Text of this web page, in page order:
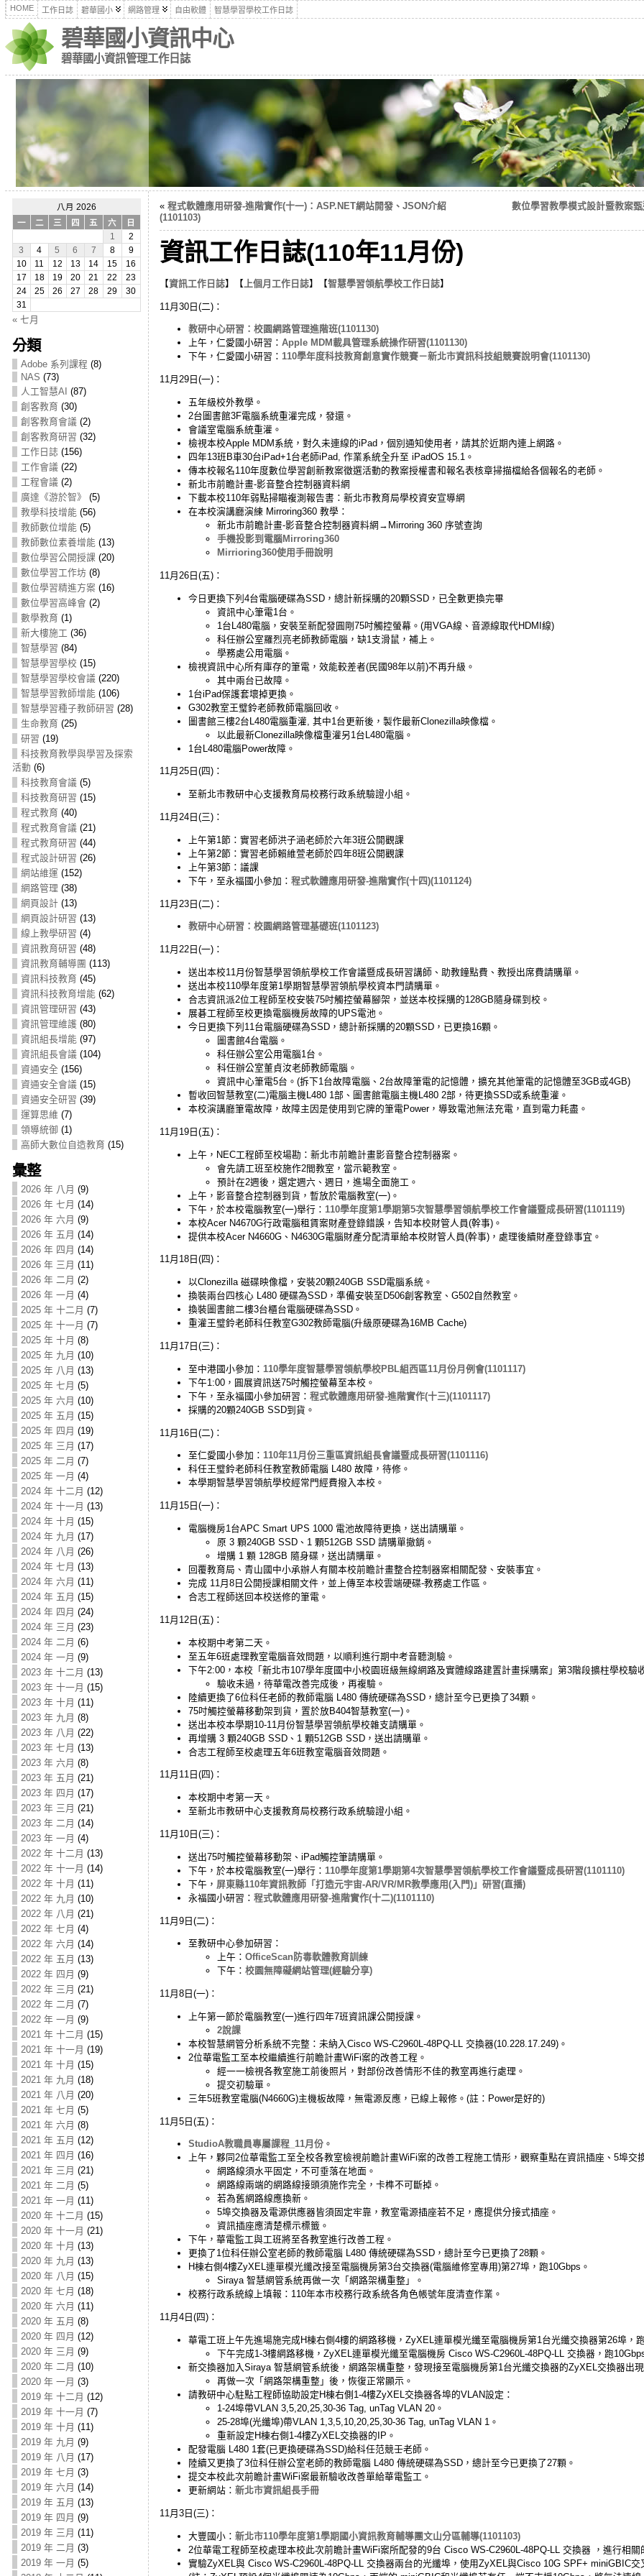
HOME 工作日誌 碧華國小 網路管理 自由軟體 智慧學習學校工作日誌
碧華國小資訊中心
碧華國小資訊管理工作日誌
八月 2026
一
二 三 四 五 六
日
1
2
3
4 5 6 7 8
9
10
11 12 13 14 15
16
17
18 19 20 21 22
23
24
25 26 27 28 29
30
31
« 七月
分類
Adobe 系列課程 (8)
NAS (73)
人工智慧AI (87)
創客教育 (30)
創客教育會議 (2)
創客教育研習 (32)
工作日誌 (156)
工作會議 (22)
工程會議 (2)
廣達《游於智》
(5)
教學科技增能(56)
教師數位增能(5)
教師數位素養增能(13)
數位學習公開授課 (20)
數位學習工作坊(8)
數位學習精進方案 (16)
數位學習高峰會 (2)
數學教育 (1)
新大樓施工 (36)
智慧學習 (84)
智慧學習學校 (15)
智慧學習學校會議 (220)
智慧學習教師增能(106)
智慧學習種子教師研習 (28)
生命教育 (25)
研習 (19)
科技教育教學與學習及探索
活動 (6)
科技教育會議 (5)
科技教育研習 (15)
程式教育 (40)
程式教育會議 (21)
程式教育研習 (44)
程式設計研習 (26)
網站維運 (152)
網路管理 (38)
網頁設計(13)
網頁設計研習 (13)
線上教學研習 (4)
資訊教育研習 (48)
資訊教育輔導團 (113)
資訊科技教育 (45)
資訊科技教育增能(62)
資訊管理研習 (43)
資訊管理維護(80)
資訊組長增能(97)
資訊組長會議 (104)
資通安全 (156)
資通安全會議 (15)
資通安全研習 (39)
運算思維 (7)
領導統御 (1)
高師大數位自造教育 (15)
彙整
2026 年 八月 (9)
2026 年 七月 (14)
2026 年 六月 (9)
2026 年 五月 (14)
2026 年 四月 (14)
2026 年 三月 (11)
2026 年 二月 (2)
2026 年 一月 (4)
2025 年 十二月 (7)
2025 年 十一月 (7)
2025 年 十月 (8)
2025 年 九月 (10)
2025 年 八月 (13)
2025 年 七月 (5)
2025 年 六月 (10)
2025 年 五月 (15)
2025 年 四月 (19)
2025 年 三月 (17)
2025 年 二月 (7)
2025 年 一月 (4)
2024 年 十二月 (12)
2024 年 十一月 (13)
2024 年 十月 (15)
2024 年 九月 (17)
2024 年 八月 (26)
2024 年 七月 (13)
2024 年 六月 (11)
2024 年 五月 (15)
2024 年 四月 (24)
2024 年 三月 (23)
2024 年 二月 (6)
2024 年 一月 (9)
2023 年 十二月 (13)
2023 年 十一月 (15)
2023 年 十月 (11)
2023 年 九月 (8)
2023 年 八月 (22)
2023 年 七月 (13)
2023 年 六月 (8)
2023 年 五月 (21)
2023 年 四月 (17)
2023 年 三月 (21)
2023 年 二月 (14)
2023 年 一月 (4)
2022 年 十二月 (13)
2022 年 十一月 (14)
2022 年 十月 (11)
2022 年 九月 (10)
2022 年 八月 (21)
2022 年 七月 (4)
2022 年 六月 (14)
2022 年 五月 (13)
2022 年 四月 (9)
2022 年 三月 (21)
2022 年 二月 (7)
2022 年 一月 (9)
2021 年 十二月 (15)
2021 年 十一月 (19)
2021 年 十月 (15)
2021 年 九月 (18)
2021 年 八月 (20)
2021 年 七月 (5)
2021 年 六月 (8)
2021 年 五月 (12)
2021 年 四月 (16)
2021 年 三月 (21)
2021 年 二月 (5)
2021 年 一月 (11)
2020 年 十二月 (15)
2020 年 十一月 (21)
2020 年 十月 (13)
2020 年 九月 (13)
2020 年 八月 (15)
2020 年 七月 (18)
2020 年 六月 (11)
2020 年 五月 (8)
2020 年 四月 (12)
2020 年 三月 (9)
2020 年 二月 (10)
2020 年 一月 (3)
2019 年 十二月 (12)
2019 年 十一月 (7)
2019 年 十月 (11)
2019 年 九月 (9)
2019 年 八月 (17)
2019 年 七月 (3)
2019 年 六月 (14)
2019 年 五月 (13)
2019 年 四月 (9)
2019 年 三月 (11)
2019 年 二月 (3)
2019 年 一月 (5)
« 程式軟體應用研發-進階實作(十一)：ASP.NET網站開發、JSON介紹
(1101103)
數位學習教學模式設計暨教案
資訊工作日誌(110年11月份)
【資訊工作日誌】【 上個月工作日誌】【智慧學習領航學校工作日誌】
11月30日(二)：
教研中心研習：校園網路管理進階班(1101130)
上午，仁愛國小研習： Apple MDM載具管理系統操作研習(1101130)
下午，仁愛國小研習： 110學年度科技教育創意實作競賽－新北市資訊科技組競賽說明會(1101130)
11月29日(一)：
五年級校外教學。
2台圖書館3F電腦系統重灌完成，發還。
會議室電腦系統重灌。
檢視本校Apple MDM系統，對久未連線的iPad，個別通知使用者，請其於近期內連上網路。
四年13班B車30台iPad+1台老師iPad, 作業系統全升至 iPadOS 15.1。
傳本校報名110年度數位學習創新教案徵選活動的教案授權書和報名表核章掃描檔給各個報名的老師。
新北市前瞻計畫-影音整合控制器資料網
下載本校110年弱點掃瞄複測報告書：新北市教育局學校資安宣導網
在本校演講廳演練 Mirroring360 教學：
新北市前瞻計畫-影音整合控制器資料網→Mirroring 360 序號查詢
手機投影到電腦Mirroring360
Mirrioring360使用手冊說明
11月26日(五)：
今日更換下列4台電腦硬碟為SSD，總計新採購的20顆SSD，已全數更換完畢
資訊中心筆電1台。
1台L480電腦，安裝至新配發圓剛75吋觸控螢幕。(用VGA線、音源線取代HDMI線)
科任辦公室羅烈亮老師教師電腦，缺1支滑鼠，補上。
學務處公用電腦。
檢視資訊中心所有庫存的筆電，效能較差者(民國98年以前)不再升級。
其中兩台已故障。
1台iPad保護套壞掉更換。
G302教室王璧鈴老師教師電腦回收。
圖書館三樓2台L480電腦重灌, 其中1台更新後，製作最新Clonezilla映像檔。
以此最新Clonezilla映像檔重灌另1台L480電腦。
1台L480電腦Power故障。
11月25日(四)：
至新北市教研中心支援教育局校務行政系統驗證小組。
11月24日(三)：
上午第1節：實習老師洪子涵老師於六年3班公開觀課
上午第2節：實習老師賴維萱老師於四年8班公開觀課
上午第3節：議課
下午，至永福國小參加： 程式軟體應用研發-進階實作(十四)(1101124)
11月23日(二)：
教研中心研習：校園網路管理基礎班(1101123)
11月22日(一)：
送出本校11月份智慧學習領航學校工作會議暨成長研習講師、助教鐘點費、教授出席費請購單。
送出本校110學年度第1學期智慧學習領航學校資本門請購單。
合志資訊派2位工程師至校安裝75吋觸控螢幕腳架，並送本校採購的128GB隨身碟到校。
展碁工程師至校更換電腦機房故障的UPS電池。
今日更換下列11台電腦硬碟為SSD，總計新採購的20顆SSD，已更換16顆。
圖書館4台電腦。
科任辦公室公用電腦1台。
科任辦公室董貞汝老師教師電腦。
資訊中心筆電5台。(拆下1台故障電腦、2台故障筆電的記憶體，擴充其他筆電的記憶體至3GB或4GB)
暫收回智慧教室(二)電腦主機L480 1部、圖書館電腦主機L480 2部，待更換SSD或系統重灌。
本校演講廳筆電故障，故障主因是使用到它牌的筆電Power，導致電池無法充電，直到電力耗盡。
11月19日(五)：
上午，NEC工程師至校場勘：新北市前瞻計畫影音整合控制器案。
會先請工班至校施作2間教室，當示範教室。
預計在2週後，選定週六、週日，進場全面施工。
上午，影音整合控制器到貨，暫放於電腦教室(一)。
下午，於本校電腦教室(一)舉行： 110學年度第1學期第5次智慧學習領航學校工作會議暨成長研習(1101119)
本校Acer N4670G行政電腦租賃案財產登錄錯誤，告知本校財管人員(幹事)。
提供本校Acer N4660G、N4630G電腦財產分配清單給本校財管人員(幹事)，處理後續財產登錄事宜。
11月18日(四)：
以Clonezilla 磁碟映像檔，安裝20顆240GB SSD電腦系統。
換裝兩台四核心 L480 硬碟為SSD，準備安裝至D506創客教室、G502自然教室。
換裝圖書館二樓3台櫃台電腦硬碟為SSD。
重灌王璧鈴老師科任教室G302教師電腦(升級原硬碟為16MB Cache)
11月17日(三)：
至中港國小參加： 110學年度智慧學習領航學校PBL組西區11月份月例會(1101117)
下午1:00，圓展資訊送75吋觸控螢幕至本校。
下午，至永福國小參加研習： 程式軟體應用研發-進階實作(十三)(1101117)
採購的20顆240GB SSD到貨。
11月16日(二)：
至仁愛國小參加： 110年11月份三重區資訊組長會議暨成長研習(1101116)
科任王璧鈴老師科任教室教師電腦 L480 故障，待修。
本學期智慧學習領航學校經常門經費撥入本校。
11月15日(一)：
電腦機房1台APC Smart UPS 1000 電池故障待更換，送出請購單。
原 3 顆240GB SSD、1 顆512GB SSD 請購單撤銷。
增購 1 顆 128GB 隨身碟，送出請購單。
回覆教育局、青山國中小承辦人有關本校前瞻計畫整合控制器案相關配發、安裝事宜。
完成 11月8日公開授課相關文件，並上傳至本校雲端硬碟-教務處工作區。
合志工程師送回本校送修的筆電。
11月12日(五)：
本校期中考第二天。
至五年6班處理教室電腦音效問題，以順利進行期中考音聽測驗。
下午2:00，本校「新北市107學年度國中小校園班級無線網路及實體線路建置計畫採購案」第3階段擴柱學校驗
驗收未過，待華電改善完成後，再複驗。
陸續更換了6位科任老師的教師電腦 L480 傳統硬碟為SSD，總計至今已更換了34顆。
75吋觸控螢幕移動架到貨，置於放B404智慧教室(一)。
送出本校本學期10-11月份智慧學習領航學校雜支請購單。
再增購 3 顆240GB SSD、1 顆512GB SSD，送出請購單。
合志工程師至校處理五年6班教室電腦音效問題。
11月11日(四)：
本校期中考第一天。
至新北市教研中心支援教育局校務行政系統驗證小組。
11月10日(三)：
送出75吋觸控螢幕移動架、iPad觸控筆請購單。
下午，於本校電腦教室(一)舉行： 110學年度第1學期第4次智慧學習領航學校工作會議暨成長研習(1101110)
下午， 屏東縣110年資訊教師「打造元宇宙-AR/VR/MR教學應用(入門)」研習(直播)
永福國小研習： 程式軟體應用研發-進階實作(十二)(1101110)
11月9日(二)：
至教研中心參加研習：
上午： OfficeScan防毒軟體教育訓練
下午： 校園無障礙網站管理(經驗分享)
11月8日(一)：
上午第一節於電腦教室(一)進行四年7班資訊課公開授課。
2說課
本校智慧網管分析系統不完整：未納入Cisco WS-C2960L-48PQ-LL 交換器(10.228.17.249)。
2位華電監工至本校繼續進行前瞻計畫WiFi案的改善工程。
經一一檢視各教室施工前後照片，對部份改善情形不佳的教室再進行處理。
提交初驗單。
三年5班教室電腦(N4660G)主機板故障，無電源反應，已線上報修。(註：Power是好的)
11月5日(五)：
StudioA教職員專屬課程_11月份。
上午，夥同2位華電監工至全校各教室檢視前瞻計畫WiFi案的改善工程施工情形，觀察重點在資訊插座、5埠交
網路線須水平固定，不可垂落在地面。
網路線兩端的網路線接頭須施作完全，卡榫不可斷掉。
若為舊網路線應換新。
5埠交換器及電源供應器皆須固定牢靠，教室電源插座若不足，應提供分接式插座。
資訊插座應清楚標示標籤。
下午，華電監工與工班將至各教室進行改善工程。
更換了1位科任辦公室老師的教師電腦 L480 傳統硬碟為SSD，總計至今已更換了28顆。
H棟右側4樓ZyXEL連單模光纖改接至電腦機房第3台交換器(電腦維修室專用)第27埠，跑10Gbps。
Siraya 智慧網管系統再做一次「網路架構重整」。
校務行政系統線上填報：110年本市校務行政系統各角色帳號年度清查作業。
11月4日(四)：
華電工班上午先進場施完成H棟右側4樓的網路移機，ZyXEL連單模光纖至電腦機房第1台光纖交換器第26埠，
下午完成1-3樓網路移機，ZyXEL連單模光纖至電腦機房 Cisco WS-C2960L-48PQ-LL 交換器，跑
新交換器加入Siraya 智慧網管系統後，網路架構重整，發現接至電腦機房第1台光纖交換器的ZyXEL交換器出
再做一次「網路架構重整」後，恢復正常顯示。
請教研中心駐點工程師協助設定H棟右側1-4樓ZyXEL交換器各埠的VLAN設定：
1-24埠帶VLAN 3,5,20,25,30-36 Tag, unTag VLAN 20。
25-28埠(光纖埠)帶VLAN 1,3,5,10,20,25,30-36 Tag, unTag VLAN 1。
重新設定H棟右側1-4樓ZyXEL交換器的IP。
配發電腦 L480 1套(已更換硬碟為SSD)給科任范競壬老師。
陸續又更換了3位科任辦公室老師的教師電腦 L480 傳統硬碟為SSD，總計至今已更換了27顆。
提交本校此次前瞻計畫WiFi案最新驗收改善單給華電監工。
更新網站： 新北市資訊組長手冊
11月3日(三)：
大豐國小： 新北市110學年度第1學期國小資訊教育輔導團文山分區輔導(1101103)
2位華電工程師至校處理本校此次前瞻計畫WiFi案所配發的9台 Cisco WS-C2960L-48PQ-LL 交換器 ，進行相關
實驗ZyXEL與 Cisco WS-C2960L-48PQ-LL 交換器兩台的光纖埠，使用ZyXEL與Cisco 10G SPF+ miniGBIC